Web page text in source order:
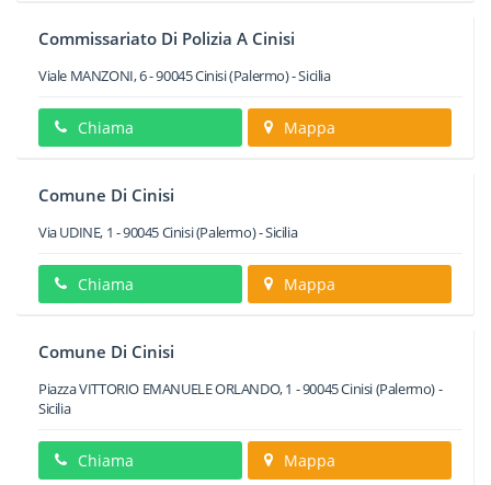
Commissariato Di Polizia A Cinisi
Viale MANZONI, 6-90045Cinisi(Palermo) -Sicilia
Chiama Mappa
Comune Di Cinisi
Via UDINE, 1 -90045Cinisi(Palermo) -Sicilia
Chiama Mappa
Comune Di Cinisi
Piazza VITTORIO EMANUELE ORLANDO, 1 -90045Cinisi(Palermo) -
Sicilia
Chiama Mappa